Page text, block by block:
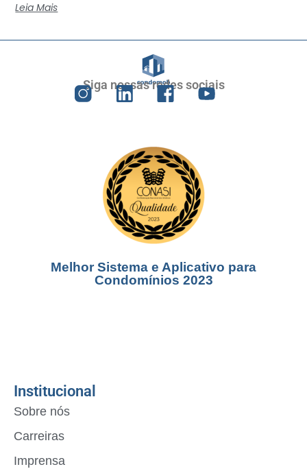
Leia Mais
Siga nossas redes sociais
Melhor Sistema e Aplicativo para
Condomínios 2023
Institucional
Sobre nós
Carreiras
Imprensa